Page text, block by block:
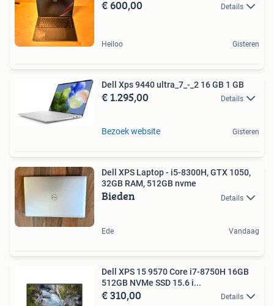
€ 600,00 Details
Heiloo Gisteren
Dell Xps 9440 ultra_7_-_2 16 GB 1 GB
€ 1.295,00 Details
Bezoek website Gisteren
Dell XPS Laptop - i5-8300H, GTX 1050,
32GB RAM, 512GB nvme
Bieden Details
Ede Vandaag
Dell XPS 15 9570 Core i7-8750H 16GB
512GB NVMe SSD 15.6 i...
€ 310,00 Details